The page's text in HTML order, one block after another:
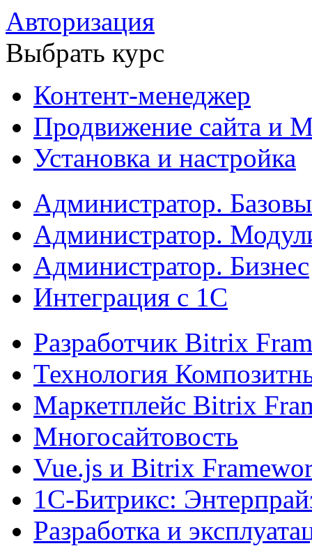
Авторизация
Выбрать курс
Контент-менеджер
Продвижение сайта и
Установка и настройка
Администратор.
Администратор.
Администратор. Бизнес
Интеграция с 1С
Разработчик Bitrix
Технология
Маркетплейс Bitrix
Многосайтовость
Vue.js и Bitrix
1С-Битрикс:
Разработка и